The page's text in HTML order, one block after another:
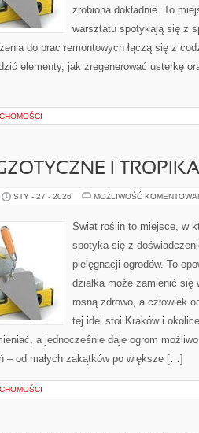
zrobiona dokładnie. To
warsztatu spotykają się z
do prac remontowych łączą się z
elementy, jak zregenerować usterkę
I
STY - 27 - 2026 MOŻLIWOŚĆ
Świat roślin to miejsce, w
spotyka się z
pielęgnacji ogrodów. To
działka może zamienić
rosną zdrowo, a człowiek
tej idei stoi Kraków i
a jednocześnie daje ogrom
– od małych zakątków po większe […]